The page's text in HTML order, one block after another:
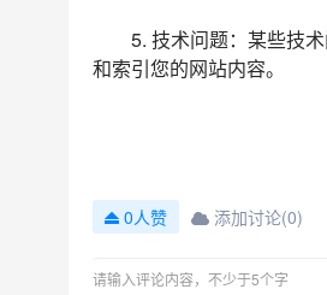
5. 技术问题：某些技
和索引您的网站内容。
0人赞 添加讨论(0)